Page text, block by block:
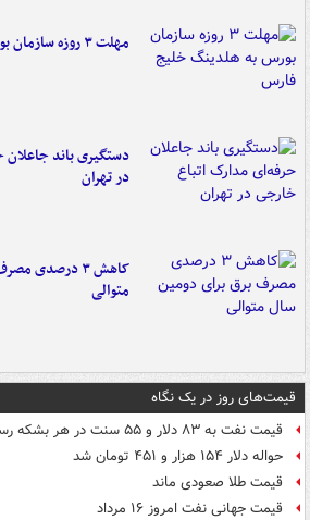
مهلت ۳ روزه سازمان بورس به هلدینگ خلیج فارس
دستگیری باند
در تهران
کاهش ۳ درصدی
متوالی
قیمت‌های روز در یک نگاه
قیمت نفت به ۸۳ دلار و ۵۵ سنت در هر بشکه رسید
حواله دلار ۱۵۴ هزار و ۴۵۱ تومان شد
قیمت طلا صعودی ماند
قیمت جهانی نفت امروز ۱۶ مرداد